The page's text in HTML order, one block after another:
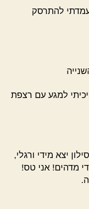
להתרסק
למגע עם רצפת
יצא מידי ורגלי,
מדהים! אני טס!